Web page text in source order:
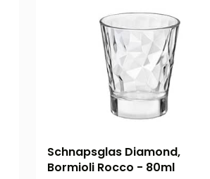
Schnapsglas Diamond,
Bormioli Rocco - 80ml